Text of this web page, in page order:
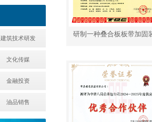
建筑技术研发
文化传媒
金融投资
油品销售
研制一种叠合板板带加固